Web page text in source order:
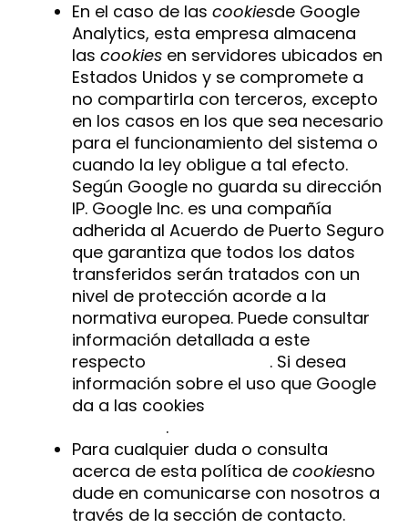
En el caso de las cookiesde Google
Analytics, esta empresa almacena
las cookies en servidores ubicados en
Estados Unidos y se compromete a
no compartirla con terceros, excepto
en los casos en los que sea necesario
para el funcionamiento del sistema o
cuando la ley obligue a tal efecto.
Según Google no guarda su dirección
IP. Google Inc. es una compañía
adherida al Acuerdo de Puerto Seguro
que garantiza que todos los datos
transferidos serán tratados con un
nivel de protección acorde a la
normativa europea. Puede consultar
información detallada a este
respecto
. Si desea
información sobre el uso que Google
da a las cookies
.
Para cualquier duda o consulta
acerca de esta política de cookiesno
dude en comunicarse con nosotros a
través de la sección de contacto.